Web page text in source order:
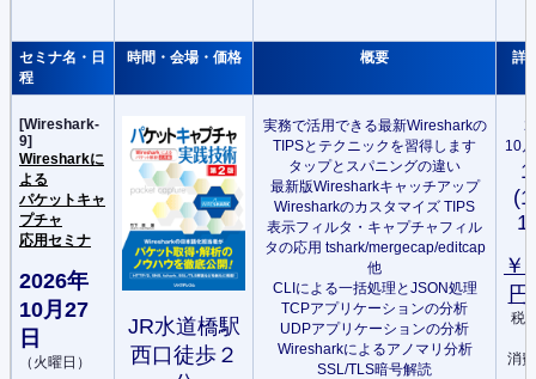
セミナ名・日
程
時間・会場・価格 概要 詳
[Wireshark-
9]
Wiresharkに
よる
パケットキャ
プチャ
応用セミナ
2026年
10月27
日
（火曜日）
JR水道橋駅
西口徒歩２
実務で活用できる最新Wiresharkの
TIPSとテクニックを習得します
タップとスパニングの違い
最新版Wiresharkキャッチアップ
Wiresharkのカスタマイズ TIPS
表示フィルタ・キャプチャフィル
タの応用 tshark/mergecap/editcap
他
CLIによる一括処理とJSON処理
TCPアプリケーションの分析
UDPアプリケーションの分析
Wiresharkによるアノマリ分析
SSL/TLS暗号解読
10
￥
円
税
消